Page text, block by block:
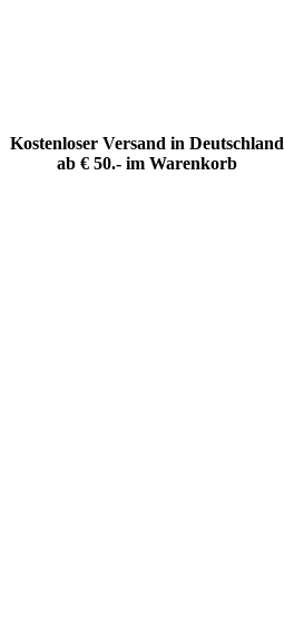
Kostenloser Versand in Deutschland
ab € 50.- im Warenkorb